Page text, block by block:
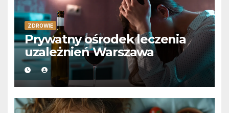
ZDROWIE
Prywatny ośrodek leczenia
uzależnień Warszawa